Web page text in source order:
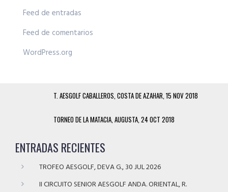
Feed de entradas
Feed de comentarios
WordPress.org
T. AESGOLF CABALLEROS, COSTA DE AZAHAR, 15 NOV 2018
TORNEO DE LA MATACIA, AUGUSTA, 24 OCT 2018
ENTRADAS RECIENTES
TROFEO AESGOLF, DEVA G., 30 JUL 2026
II CIRCUITO SENIOR AESGOLF ANDA. ORIENTAL, R.